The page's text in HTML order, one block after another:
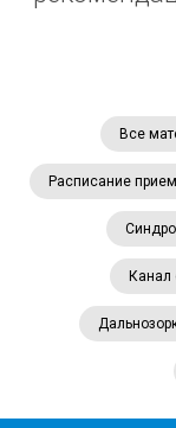
Все
Расписание
Канал